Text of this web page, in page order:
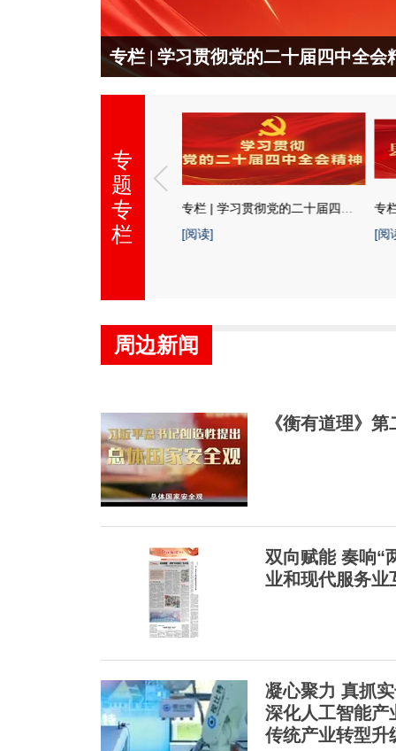
专栏 | 学习贯彻党的二十届四中全会
专
题
专
栏
专栏｜县乡人大换届选举
[阅读]
[阅
周边新闻
《衡有道理》
双向赋能 奏响
业和现代服务业
凝心聚力 真抓
深化人工智能产
传统产业转型升